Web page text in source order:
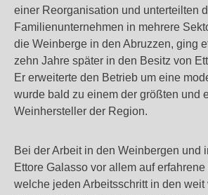
einer Reorganisation und unterteilten
Familienunternehmen in mehrere
die Weinberge in den Abruzzen, ging
zehn Jahre später in den Besitz von
Er erweiterte den Betrieb um eine
wurde bald zu einem der größten und
Weinhersteller der Region.
Bei der Arbeit in den Weinbergen und
Ettore Galasso vor allem auf erfahrene
welche jeden Arbeitsschritt in den weit